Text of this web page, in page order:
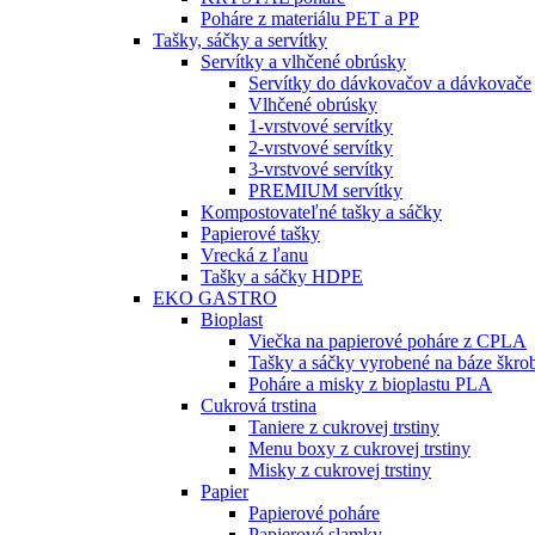
Poháre z materiálu PET a PP
Tašky, sáčky a servítky
Servítky a vlhčené obrúsky
Servítky do dávkovačov a dávkovače
Vlhčené obrúsky
1-vrstvové servítky
2-vrstvové servítky
3-vrstvové servítky
PREMIUM servítky
Kompostovateľné tašky a sáčky
Papierové tašky
Vrecká z ľanu
Tašky a sáčky HDPE
EKO GASTRO
Bioplast
Viečka na papierové poháre z CPLA
Tašky a sáčky vyrobené na báze
Poháre a misky z bioplastu PLA
Cukrová trstina
Taniere z cukrovej trstiny
Menu boxy z cukrovej trstiny
Misky z cukrovej trstiny
Papier
Papierové poháre